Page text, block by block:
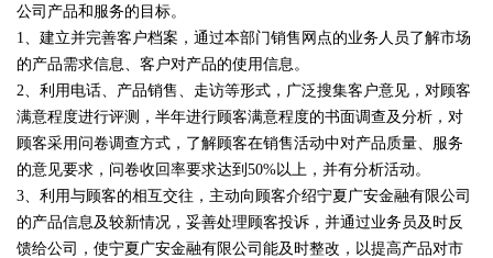
公司产品和服务的目标。
1、建立并完善客户档案，通过本部门销售网点的业务人员了解市场
的产品需求信息、客户对产品的使用信息。
2、利用电话、产品销售、走访等形式，广泛搜集客户意见，对顾客
满意程度进行评测，半年进行顾客满意程度的书面调查及分析，对
顾客采用问卷调查方式，了解顾客在销售活动中对产品质量、服务
的意见要求，问卷收回率要求达到50%以上，并有分析活动。
3、利用与顾客的相互交往，主动向顾客介绍宁夏广安金融有限公司
的产品信息及较新情况，妥善处理顾客投诉，并通过业务员及时反
馈给公司，使宁夏广安金融有限公司能及时整改，以提高产品对市